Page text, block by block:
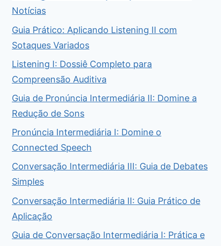
Notícias
Guia Prático: Aplicando Listening II com
Sotaques Variados
Listening I: Dossiê Completo para
Compreensão Auditiva
Guia de Pronúncia Intermediária II: Domine a
Redução de Sons
Pronúncia Intermediária I: Domine o
Connected Speech
Conversação Intermediária III: Guia de Debates
Simples
Conversação Intermediária II: Guia Prático de
Aplicação
Guia de Conversação Intermediária I: Prática e